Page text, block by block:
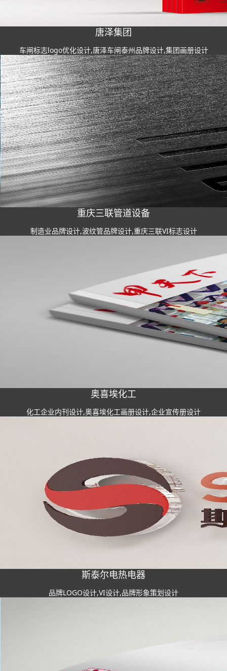
唐泽集团
车闸标志logo优化设计,唐泽车闸泰州品牌设计,集团画册设计
重庆三联管道设备
制造业品牌设计,波纹管品牌设计,重庆三联VI标志设计
奥喜埃化工
化工企业内刊设计,奥喜埃化工画册设计,企业宣传册设计
斯泰尔电热电器
品牌LOGO设计,VI设计,品牌形象策划设计